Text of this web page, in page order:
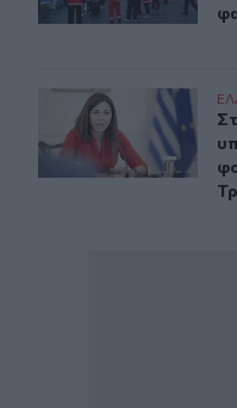
Στεγαστικό επίδομα